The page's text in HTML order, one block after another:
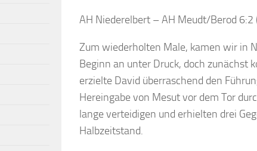
AH Niederelbert – AH Meudt/Berod 6:2
Zum wiederholten Male, kamen wir in
Beginn an unter Druck, doch zunächst
erzielte David überraschend den
Hereingabe von Mesut vor dem Tor
lange verteidigen und erhielten drei
Halbzeitstand.